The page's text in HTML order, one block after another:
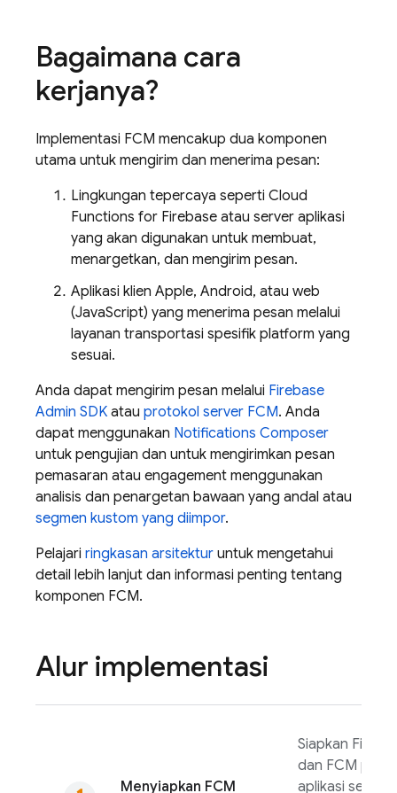
Bagaimana cara
kerjanya?
Implementasi FCM mencakup dua komponen
utama untuk mengirim dan menerima pesan:
Lingkungan tepercaya seperti Cloud
Functions for Firebase atau server aplikasi
yang akan digunakan untuk membuat,
menargetkan, dan mengirim pesan.
Aplikasi klien Apple, Android, atau web
(JavaScript) yang menerima pesan melalui
layanan transportasi spesifik platform yang
sesuai.
Anda dapat mengirim pesan melalui Firebase
Admin SDK atau protokol server FCM. Anda
dapat menggunakan Notifications Composer
untuk pengujian dan untuk mengirimkan pesan
pemasaran atau engagement menggunakan
analisis dan penargetan bawaan yang andal atau
segmen kustom yang diimpor.
Pelajari ringkasan arsitektur untuk mengetahui
detail lebih lanjut dan informasi penting tentang
komponen FCM.
Alur implementasi
Menyiapkan FCM
Siapkan
dan FCM pada
aplikasi sesuai